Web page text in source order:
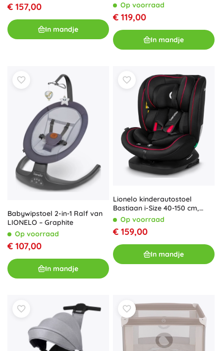
€ 157,00
In mandje
Op voorraad
€ 119,00
In mandje
Babywipstoel 2-in-1 Ralf van
LIONELO – Graphite
Op voorraad
€ 107,00
In mandje
Lionelo kinderautostoel
Bastiaan i-Size 40-150 cm,
zwart en rood
Op voorraad
€ 159,00
In mandje